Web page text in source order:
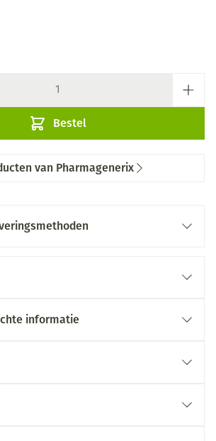
Bestel
van Pharmagenerix
informatie